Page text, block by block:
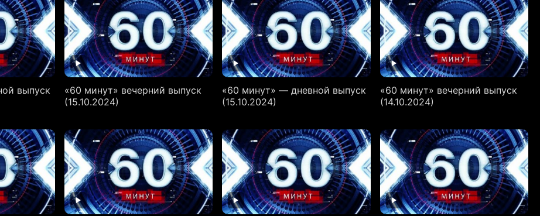
выпуск
«60 минут» вечерний выпуск
(15.10.2024)
«60 минут» — дневной выпуск
(15.10.2024)
«60 минут» вечерний выпуск
(14.10.2024)